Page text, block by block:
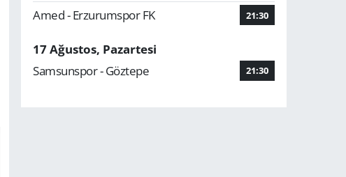
Amed - Erzurumspor FK 21:30
17 Ağustos, Pazartesi
Samsunspor - Göztepe
21:30